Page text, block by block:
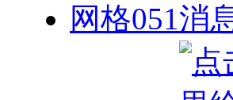
网格051